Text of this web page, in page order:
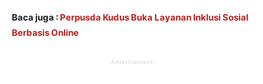
Baca juga : Perpusda Kudus Buka Layanan Inklusi Sosial
Berbasis Online
-Advertisement-